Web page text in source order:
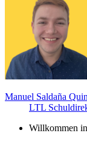
Manuel Saldaña
LTL
Willkommen